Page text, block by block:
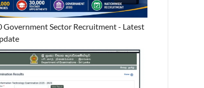
Government Sector Recruitment - Latest